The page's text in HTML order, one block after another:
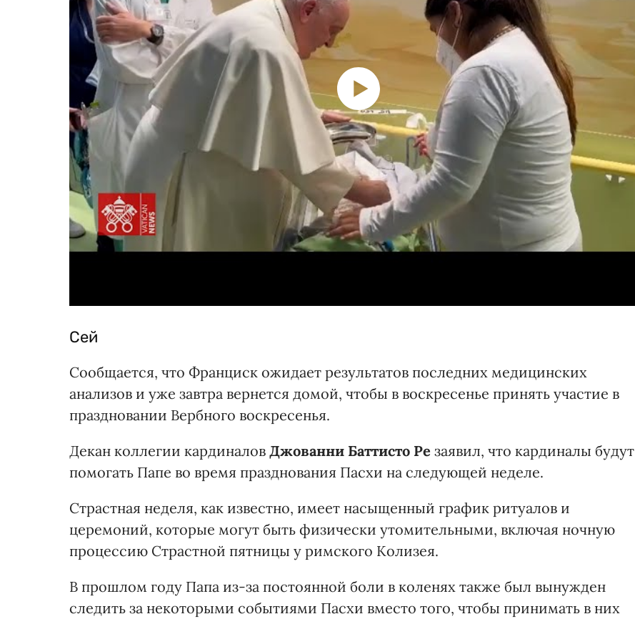
Сей
Сообщается, что Франциск ожидает результатов последних медицинских
анализов и уже завтра вернется домой, чтобы в воскресенье принять участие в
праздновании Вербного воскресенья.
Декан коллегии кардиналов Джованни Баттисто Ре заявил, что кардиналы будут
помогать Папе во время празднования Пасхи на следующей неделе.
Страстная неделя, как известно, имеет насыщенный график ритуалов и
церемоний, которые могут быть физически утомительными, включая ночную
процессию Страстной пятницы у римского Колизея.
В прошлом году Папа из-за постоянной боли в коленях также был вынужден
следить за некоторыми событиями Пасхи вместо того, чтобы принимать в них